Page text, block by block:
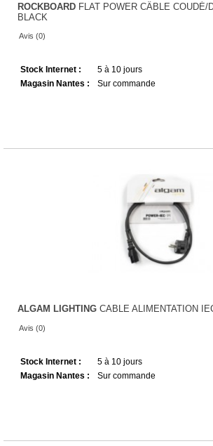
ROCKBOARD FLAT POWER CÂBLE COUDÉ/
BLACK
Avis (0)
Stock Internet :
5 à 10 jours
Magasin Nantes :
Sur commande
ALGAM LIGHTING CABLE ALIMENTATION
Avis (0)
Stock Internet :
5 à 10 jours
Magasin Nantes :
Sur commande